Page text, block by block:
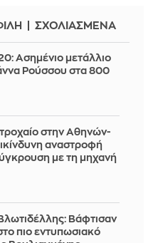
ΣΧΟΛΙΑΣΜΕΝΑ
Ασημένιο μετάλλιο
Ρούσσου στα 800
στην Αθηνών-
αναστροφή
με τη μηχανή
Βάφτισαν
πιο εντυπωσιακό